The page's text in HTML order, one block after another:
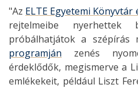
"Az ELTE Egyetemi Könyvtár
rejtelmeibe
próbálhatjátok a szépírás
programján zenés
érdeklődők, megismerve a
emlékekeit, például Liszt